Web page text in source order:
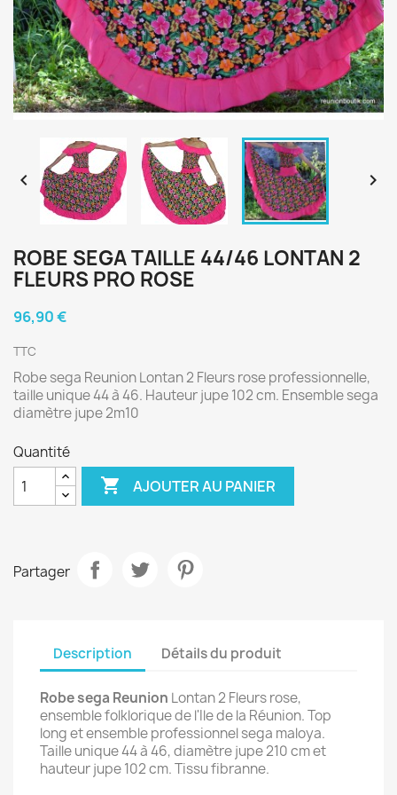
 
ROBE SEGA TAILLE 44/46 LONTAN 2
FLEURS PRO ROSE
96,90 €
TTC
Robe sega Reunion Lontan 2 Fleurs rose professionnelle,
taille unique 44 à 46. Hauteur jupe 102 cm. Ensemble sega
diamètre jupe 2m10
Quantité
 AJOUTER AU PANIER
Partager
Description Détails du produit
Robe sega Reunion Lontan 2 Fleurs rose,
ensemble folklorique de l'Ile de la Réunion. Top
long et ensemble professionnel sega maloya.
Taille unique 44 à 46, diamètre jupe 210 cm et
hauteur jupe 102 cm. Tissu fibranne.